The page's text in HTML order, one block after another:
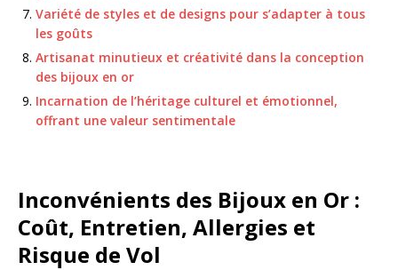
Variété de styles et de designs pour s’adapter à tous
les goûts
Artisanat minutieux et créativité dans la conception
des bijoux en or
Incarnation de l’héritage culturel et émotionnel,
offrant une valeur sentimentale
Inconvénients des Bijoux en Or :
Coût, Entretien, Allergies et
Risque de Vol